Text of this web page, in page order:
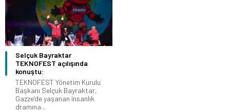
Selçuk Bayraktar
TEKNOFEST açılışında
konuştu:
TEKNOFEST Yönetim Kurulu
Başkanı Selçuk Bayraktar,
Gazze’de yaşanan insanlık
dramına...